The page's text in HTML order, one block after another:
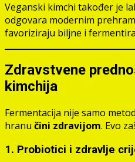
Veganski kimchi također je
odgovara modernim
favoriziraju biljne i
Zdravstvene
kimchija
Fermentacija nije samo
hranu čini zdravijom. Evo
1. Probiotici i zdravlje